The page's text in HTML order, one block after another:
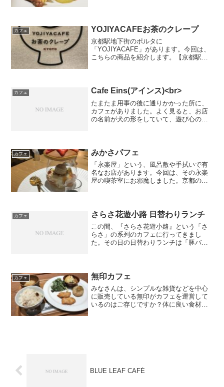
フ...
カフェ YOJIYACAFEお茶のクレープ
京都駅地下街のポルタに
「YOJIYACAFE」があります。今回は、
こちらの商品を紹介します。【京都駅前
になっています。中には、オ...
カフェ Cafe Eins(アインス)<br>
たまたま用事の後に通りかかった所に、
カフェがありました。よく見ると、お店
の名前が犬の形をしていて、遊び心のあ
れ、中に入ることにしました...
カフェ みかさパフェ
「永楽屋」という、風呂敷や手拭いで有
名なお店があります。今回は、その永楽
屋の喫茶室にお邪魔しました。京都の河
かさパフェ〜...
カフェ さらさ花遊小路 日替わりランチ
この間、『さらさ花遊小路』という「さ
らさ」の系列のカフェに行ってきまし
た。その日の日替わりランチは「豚バラ
噌汁:白味噌？、...
カフェ 無印カフェ
みなさんは、シンプルな雑貨などを中心
に販売している無印がカフェを運営して
いるのはご存じですか？体に良い食材が
BLUE LEAF CAFÉ